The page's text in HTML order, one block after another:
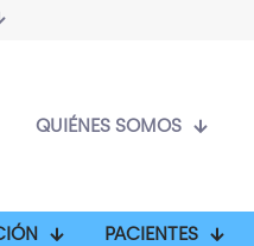
QUIÉNES SOMOS
PACIENTES